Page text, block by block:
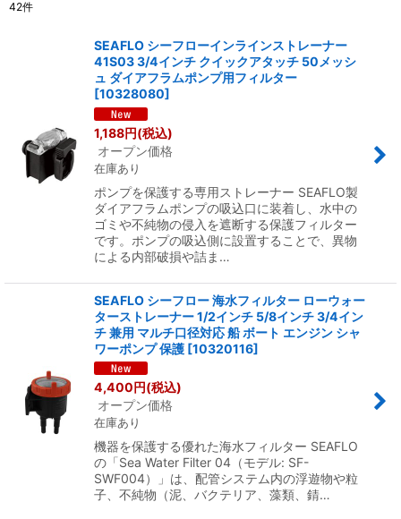
42件
SEAFLO シーフローインラインストレーナー
41S03 3/4インチ クイックアタッチ 50メッシ
ュ ダイアフラムポンプ用フィルター
[10328080]
1,188円(税込)
オープン価格
在庫あり
ポンプを保護する専用ストレーナー SEAFLO製
ダイアフラムポンプの吸込口に装着し、水中の
ゴミや不純物の侵入を遮断する保護フィルター
です。ポンプの吸込側に設置することで、異物
による内部破損や詰ま…
SEAFLO シーフロー 海水フィルター ローウォー
ターストレーナー 1/2インチ 5/8インチ 3/4イン
チ 兼用 マルチ口径対応 船 ボート エンジン シャ
ワーポンプ 保護 [10320116]
4,400円(税込)
オープン価格
在庫あり
機器を保護する優れた海水フィルター SEAFLO
の「Sea Water Filter 04（モデル: SF-
SWF004）」は、配管システム内の浮遊物や粒
子、不純物（泥、バクテリア、藻類、錆…